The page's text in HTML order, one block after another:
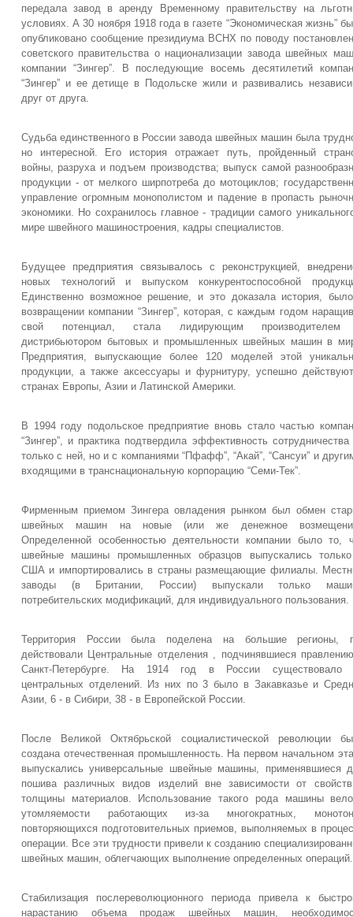
передала завод в аренду Временному правительству на
условиях. А 30 ноября 1918 года в газете “Экономическая жизнь”
опубликовано сообщение президиума ВСНХ по поводу
советского правительства о национализации завода швейных
компании “Зингер”. В последующие восемь десятилетий
“Зингер” и ее детище в Подольске жили и развивались
друг от друга.
Судьба единственного в России завода швейных машин была
но интересной. Его история отражает путь, пройденный
войны, разруха и подъем производства; выпуск самой
продукции - от мелкого ширпотреба до мотоциклов;
управление огромным монополистом и падение в пропасть
экономики. Но сохранилось главное - традиции самого
мире швейного машиностроения, кадры специалистов.
Будущее предприятия связывалось с реконструкцией,
новых технологий и выпуском конкурентоспособной
Единственно возможное решение, и это доказала история,
возвращении компании “Зингер”, которая, с каждым годом
свой потенциал, стала лидирующим
дистрибьютором бытовых и промышленных швейных машин в
Предприятия, выпускающие более 120 моделей этой
продукции, а также аксессуары и фурнитуру, успешно
странах Европы, Азии и Латинской Америки.
В 1994 году подольское предприятие вновь стало частью
“Зингер”, и практика подтвердила эффективность сотрудничества
только с ней, но и с компаниями “Пфафф”, “Акай”, “Сансуи” и
входящими в транснациональную корпорацию “Семи-Тек”.
Фирменным приемом Зингера овладения рынком был обмен
швейных машин на новые (или же денежное
Определенной особенностью деятельности компании было то,
швейные машины промышленных образцов выпускались
США и импортировались в страны размещающие филиалы.
заводы (в Британии, России) выпускали только
потребительских модификаций, для индивидуального пользования.
Территория России была поделена на большие регионы,
действовали Центральные отделения , подчинявшиеся
Санкт-Петербурге. На 1914 год в России существовало
центральных отделений. Из них по 3 было в Закавказье и
Азии, 6 - в Сибири, 38 - в Европейской России.
После Великой Октябрьской социалистической революции
создана отечественная промышленность. На первом начальном
выпускались универсальные швейные машины, применявшиеся
пошива различных видов изделий вне зависимости от
толщины материалов. Использование такого рода машины
утомляемости работающих из-за многократных,
повторяющихся подготовительных приемов, выполняемых в
операции. Все эти трудности привели к созданию
швейных машин, облегчающих выполнение определенных операций.
Стабилизация послереволюционного периода привела к
нарастанию объема продаж швейных машин,